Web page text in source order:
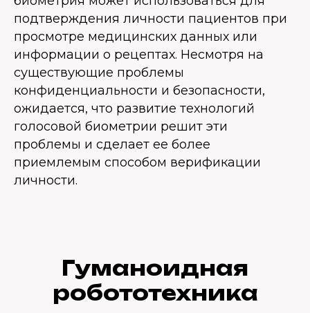
подтверждения личности пациентов при
просмотре медицинских данных или
информации о рецептах. Несмотря на
существующие проблемы
конфиденциальности и безопасности,
ожидается, что развитие технологий
голосовой биометрии решит эти
проблемы и сделает ее более
приемлемым способом верификации
личности.
Гуманоидная
робототехника